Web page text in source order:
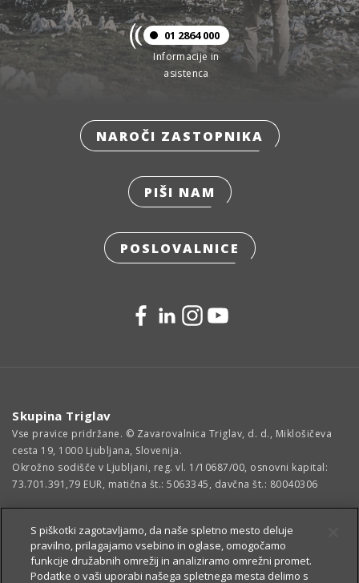
01 2864 000
Informacije in
asistenca
NAROČI ZASTOPNIKA
PIŠI NAM
POSLOVALNICE
Skupina Triglav
Vse pravice pridržane. © Zavarovalnica Triglav, d. d., Miklošičeva
cesta 19, 1000 Ljubljana, Slovenija.
Okrožno sodišče v Ljubljani, reg. vl. 1/10687/00, osnovni kapital:
73.701.391,79 EUR, matična št.: 5063345, davčna št.: 80040306
S piškotki zagotavljamo, da naše spletno mesto deluje
pravilno, prilagajamo vsebino in oglase, omogočamo
funkcije družabnih omrežij in analiziramo omrežni promet.
Podatke o vaši uporabi našega spletnega mesta delimo s